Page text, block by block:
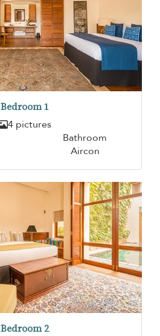
Bedroom 1
4 pictures
Bathroom
Aircon
Bedroom 2